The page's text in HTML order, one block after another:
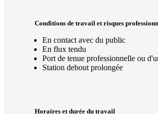
Conditions de travail et risques
En contact avec du public
En flux tendu
Port de tenue professionnelle ou
Station debout prolongée
Horaires et durée du travail